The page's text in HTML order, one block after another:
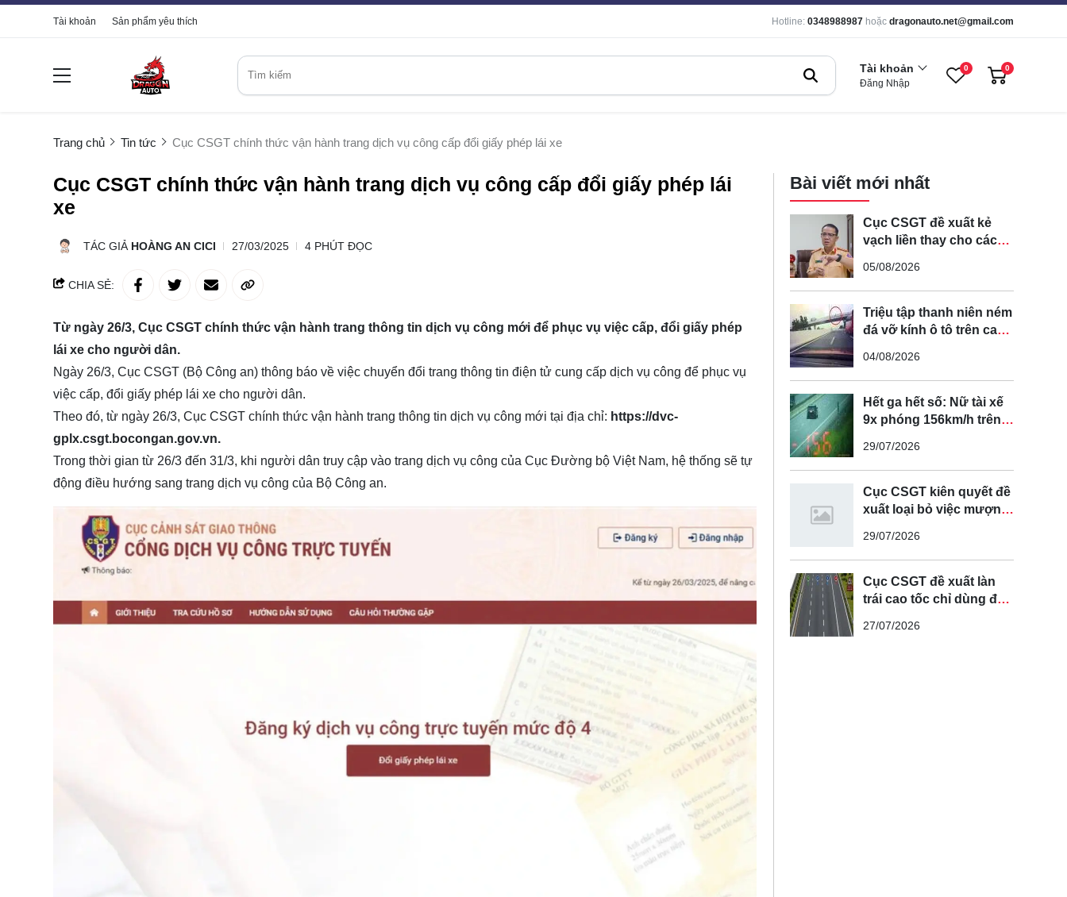
Tài khoản Sản phẩm yêu thích Hotline: 0348988987 hoặc dragonauto.net@gmail.com
Tài khoản
Đăng Nhập
0 0
Trang chủ Tin tức Cục CSGT chính thức vận hành trang dịch vụ công cấp đổi giấy phép lái xe
Cục CSGT chính thức vận hành trang dịch vụ công cấp đổi giấy phép lái
xe
TÁC GIẢ HOÀNG AN CICI 27/03/2025 4 PHÚT ĐỌC
CHIA SẺ:
Từ ngày 26/3, Cục CSGT chính thức vận hành trang thông tin dịch vụ công mới để phục vụ việc cấp, đổi giấy phép
lái xe cho người dân.
Ngày 26/3, Cục CSGT (Bộ Công an) thông báo về việc chuyển đổi trang thông tin điện tử cung cấp dịch vụ công để phục vụ
việc cấp, đổi giấy phép lái xe cho người dân.
Theo đó, từ ngày 26/3, Cục CSGT chính thức vận hành trang thông tin dịch vụ công mới tại địa chỉ: https://dvc-
gplx.csgt.bocongan.gov.vn.
Trong thời gian từ 26/3 đến 31/3, khi người dân truy cập vào trang dịch vụ công của Cục Đường bộ Việt Nam, hệ thống sẽ tự
động điều hướng sang trang dịch vụ công của Bộ Công an.
Bài viết mới nhất
Cục CSGT đề xuất kẻ
vạch liền thay cho các
tuyến đường cong, cua,
đèo dốc để tránh tài xế
vượt ẩu
05/08/2026
Triệu tập thanh niên ném
đá vỡ kính ô tô trên cao
04/08/2026
Hết ga hết số: Nữ tài xế
9x phóng 156km/h trên
29/07/2026
Cục CSGT kiên quyết đề
xuất loại bỏ việc mượn
để vượt xe
29/07/2026
Cục CSGT đề xuất làn
trái cao tốc chỉ dùng để
tục
27/07/2026